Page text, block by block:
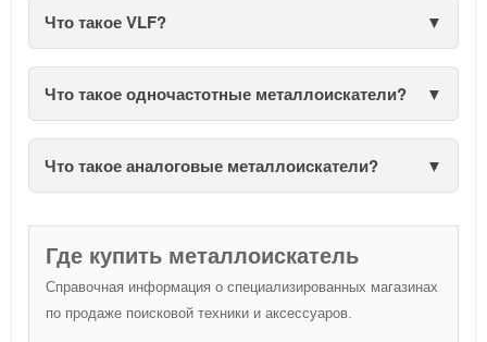
Что такое VLF?
Что такое одночастотные металлоискатели?
Что такое аналоговые металлоискатели?
Где купить металлоискатель
Справочная информация о специализированных магазинах
по продаже поисковой техники и аксессуаров.